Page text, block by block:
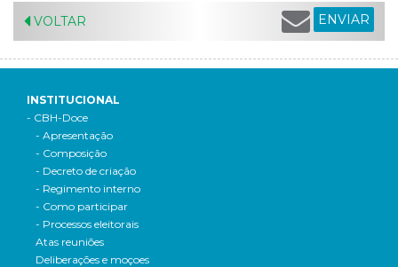
VOLTAR ENVIAR
INSTITUCIONAL
- CBH-Doce
- Apresentação
- Composição
- Decreto de criação
- Regimento interno
- Como participar
- Processos eleitorais
Atas reuniões
Deliberações e moçoes